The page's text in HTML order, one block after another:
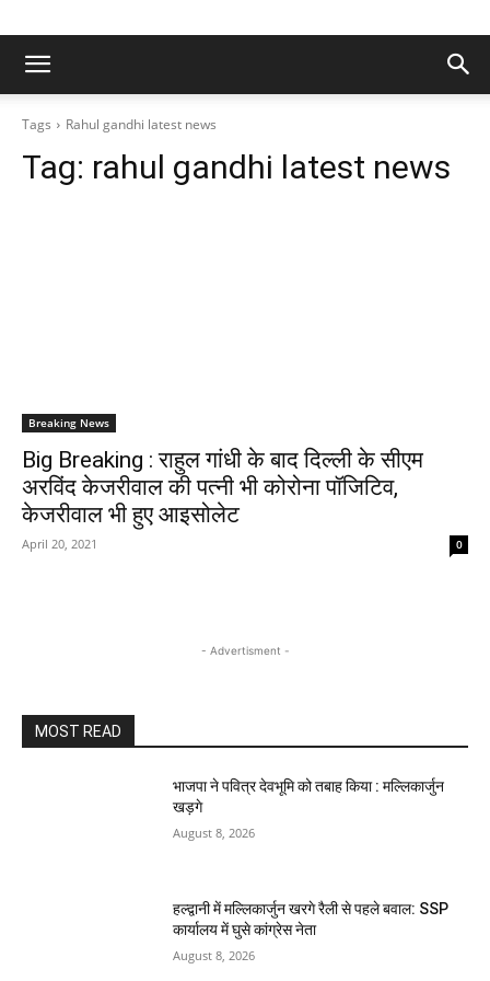
Tags Rahul gandhi latest news
Tag: rahul gandhi latest news
Breaking News
Big Breaking : राहुल गांधी के बाद दिल्ली के सीएम
अरविंद केजरीवाल की पत्नी भी कोरोना पॉजिटिव,
केजरीवाल भी हुए आइसोलेट
April 20, 2021 0
- Advertisment -
MOST READ
भाजपा ने पवित्र देवभूमि को तबाह किया : मल्लिकार्जुन
खड़गे
August 8, 2026
हल्द्वानी में मल्लिकार्जुन खरगे रैली से पहले बवाल: SSP
कार्यालय में घुसे कांग्रेस नेता
August 8, 2026